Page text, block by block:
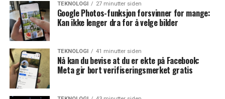
TEKNOLOGI 27 minutter siden
Google Photos-funksjon forsvinner for mange:
Kan ikke lenger dra for å velge bilder
TEKNOLOGI 41 minutter siden
Nå kan du bevise at du er ekte på Facebook:
Meta gir bort verifiseringsmerket gratis